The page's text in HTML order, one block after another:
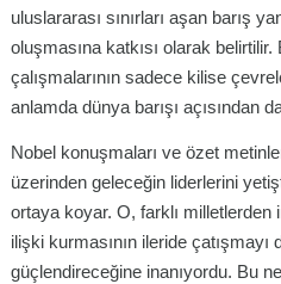
uluslararası sınırları aşan barış
oluşmasına katkısı olarak belirtilir.
çalışmalarının sadece kilise
anlamda dünya barışı açısından
Nobel konuşmaları ve özet
üzerinden geleceğin liderlerini
ortaya koyar. O, farklı milletlerden
ilişki kurmasının ileride çatışmayı
güçlendireceğine inanıyordu. Bu